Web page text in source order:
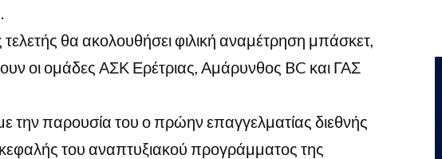
θα ακολουθήσει φιλική αναμέτρηση μπάσκετ,
οι ομάδες ΑΣΚ Ερέτριας, Αμάρυνθος BC και ΓΑΣ
την παρουσία του ο πρώην επαγγελματίας διεθνής
του αναπτυξιακού προγράμματος της